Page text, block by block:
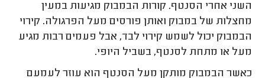
השני אחרי הסנטף. קורות הבמבוק מגיעות במעין
מחצלות של במבוק ואותן פורסים מעל הפרגולה. קירוי
הבמבוק יכול לשמש קירוי לבד, אבל פעמים רבות מגיע
מעל או מתחת לסנטף, בשביל היופי.
כאשר הבמבוק מותקן מעל הסנטף הוא עוזר לעמעם